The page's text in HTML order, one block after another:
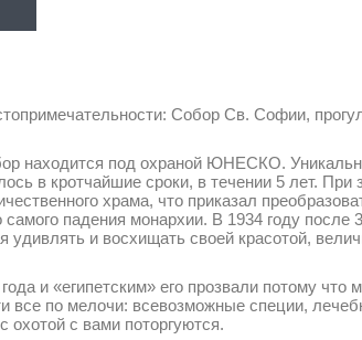
Собор Св. Софии,
находится под охраной ЮНЕСКО.
в кротчайшие сроки, в течении 5 лет. При
храма, что приказал
падения монархии. В 1934 году после
удивлять и восхищать своей красотой,
и «египетским» его прозвали потому что
все по мелочи: всевозможные специи,
с вами поторгуются.